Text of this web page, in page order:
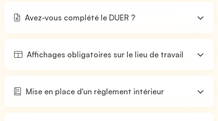
Avez-vous complété le DUER ?
Affichages obligatoires sur le lieu de travail
Mise en place d'un règlement intérieur